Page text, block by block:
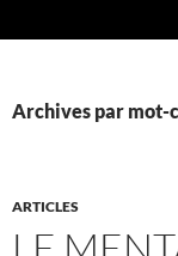
Archives par mot-
ARTICLES